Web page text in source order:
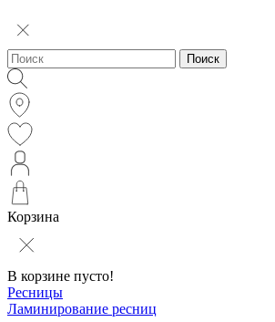
Поиск
Корзина
В корзине пусто!
Ресницы
Ламинирование ресниц